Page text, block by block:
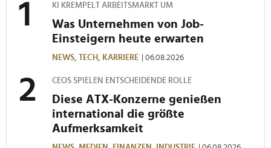
KI KREMPELT ARBEITSMARKT UM
Was Unternehmen von Job-
Einsteigern heute erwarten
NEWS, TECH, KARRIERE | 06.08.2026
CEOS SPIELEN ENTSCHEIDENDE ROLLE
Diese ATX-Konzerne genießen
international die größte
Aufmerksamkeit